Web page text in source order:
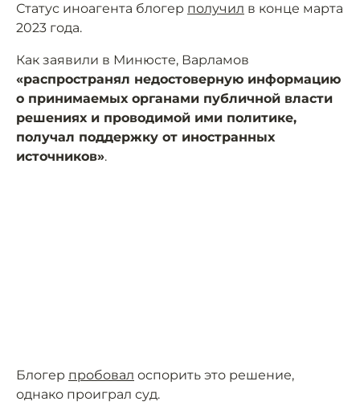
Статус иноагента блогер получил в конце марта
2023 года.
Как заявили в Минюсте, Варламов
«распространял недостоверную информацию
о принимаемых органами публичной власти
решениях и проводимой ими политике,
получал поддержку от иностранных
источников».
Блогер пробовал оспорить это решение,
однако проиграл суд.